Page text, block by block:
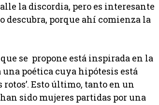
la discordia, pero es interesante
descubra, porque ahí comienza la
se propone está inspirada en la
poética cuya hipótesis está
rotos’. Esto último, tanto en un
sido mujeres partidas por una